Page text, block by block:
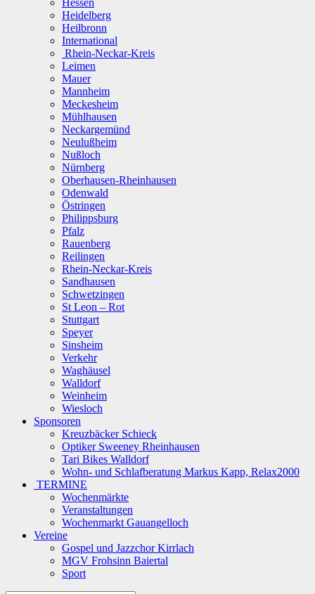
Hessen
Heidelberg
Heilbronn
International
Rhein-Neckar-Kreis
Leimen
Mauer
Mannheim
Meckesheim
Mühlhausen
Neckargemünd
Neulußheim
Nußloch
Nürnberg
Oberhausen-Rheinhausen
Odenwald
Östringen
Philippsburg
Pfalz
Rauenberg
Reilingen
Rhein-Neckar-Kreis
Sandhausen
Schwetzingen
St Leon – Rot
Stuttgart
Speyer
Sinsheim
Verkehr
Waghäusel
Walldorf
Weinheim
Wiesloch
Sponsoren
Kreuzbäcker Schieck
Optiker Sweeney Rheinhausen
Tari Bikes Walldorf
Wohn- und Schlafberatung Markus Kapp, Relax2000
TERMINE
Wochenmärkte
Veranstaltungen
Wochenmarkt Gauangelloch
Vereine
Gospel und Jazzchor Kirrlach
MGV Frohsinn Baiertal
Sport